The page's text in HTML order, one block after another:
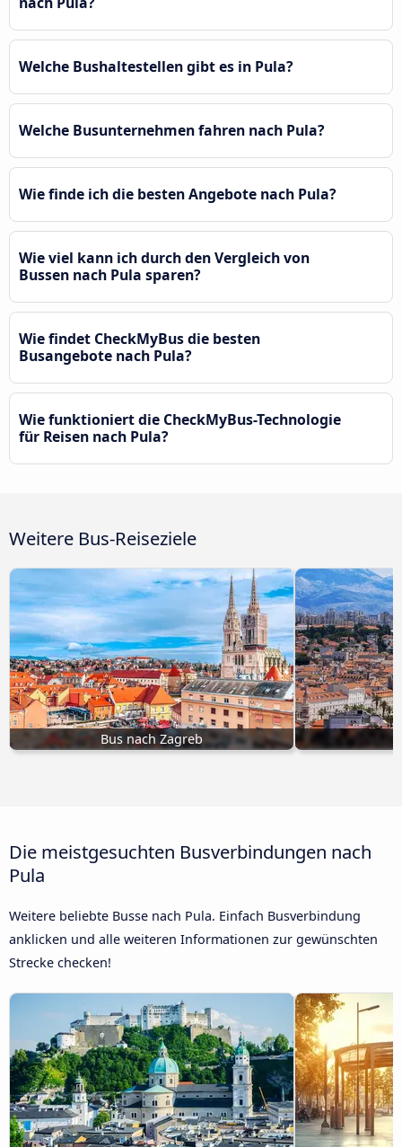
Welche Bushaltestellen gibt es in Pula?
Welche Busunternehmen fahren nach Pula?
Wie finde ich die besten Angebote nach Pula?
Wie viel kann ich durch den Vergleich von
Bussen nach Pula sparen?
Wie findet CheckMyBus die besten
Busangebote nach Pula?
Wie funktioniert die CheckMyBus-Technologie
für Reisen nach Pula?
Weitere Bus-Reiseziele
Bus nach Zagreb
Die meistgesuchten Busverbindungen nach
Pula
Weitere beliebte Busse nach Pula. Einfach Busverbindung
anklicken und alle weiteren Informationen zur gewünschten
Strecke checken!